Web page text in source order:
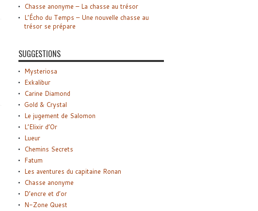
Chasse anonyme – La chasse au trésor
L’Écho du Temps – Une nouvelle chasse au
trésor se prépare
SUGGESTIONS
Mysteriosa
Exkalibur
Carine Diamond
Gold & Crystal
Le jugement de Salomon
L’Elixir d’Or
Lueur
Chemins Secrets
Fatum
Les aventures du capitaine Ronan
Chasse anonyme
D’encre et d’or
N-Zone Quest